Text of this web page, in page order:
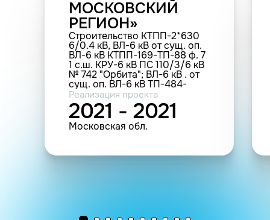
МОСКОВСКИЙ
РЕГИОН»
Строительство КТПП-2*630
6/0.4 кВ, ВЛ-6 кВ от сущ. оп.
ВЛ-6 кВ КТПП-169-ТП-88 ф. 7
1 с.ш. КРУ-6 кВ ПС 110/3/6 кВ
№ 742 "Орбита"; ВЛ-6 кВ . от
сущ. оп. ВЛ-6 кВ ТП-484-
ТП88 ф. 12 4 с.ш. КРУ-6 кВ ПС
110/3/6 кВ № 742 "Орбита",
МО, Щелковский (1.26 МВА;
0.579 км; 4 шт.(прочие))
Реализация проекта
2021 - 2021
Московская обл.